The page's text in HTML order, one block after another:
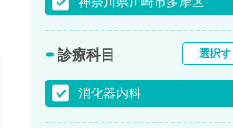
診療科目 選択す
消化器内科